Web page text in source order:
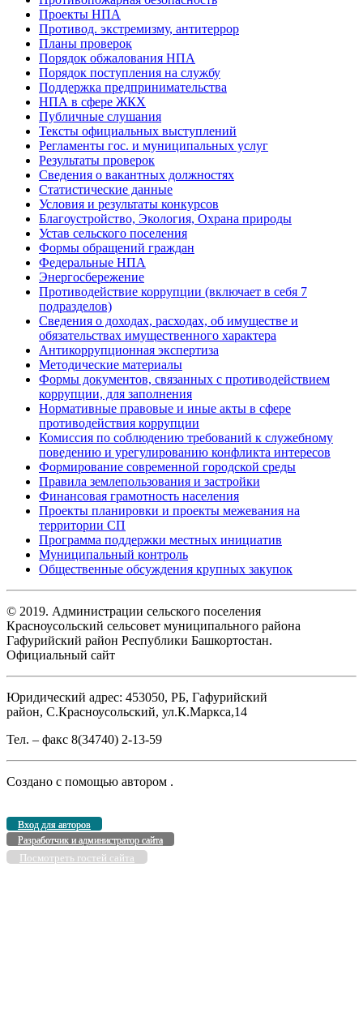
Проекты НПА
Противод. экстремизму, антитеррор
Планы проверок
Порядок обжалования НПА
Порядок поступления на службу
Поддержка предпринимательства
НПА в сфере ЖКХ
Публичные слушания
Тексты официальных выступлений
Регламенты гос. и муниципальных услуг
Результаты проверок
Сведения о вакантных должностях
Статистические данные
Условия и результаты конкурсов
Благоустройство, Экология, Охрана природы
Устав сельского поселения
Формы обращений граждан
Федеральные НПА
Энергосбережение
Противодействие коррупции (включает в себя 7
подразделов)
Сведения о доходах, расходах, об имуществе и
обязательствах имущественного характера
Антикоррупционная экспертиза
Методические материалы
Формы документов, связанных с противодействием
коррупции, для заполнения
Нормативные правовые и иные акты в сфере
противодействия коррупции
Комиссия по соблюдению требований к служебному
поведению и урегулированию конфликта интересов
Формирование современной городской среды
Правила землепользования и застройки
Финансовая грамотность населения
Проекты планировки и проекты межевания на
территории СП
Программа поддержки местных инициатив
Муниципальный контроль
Общественные обсуждения крупных закупок
© 2019. Администрации сельского поселения
Красноусольский сельсовет муниципального района
Гафурийский район Республики Башкортостан.
Официальный сайт
Юридический адрес: 453050, РБ, Гафурийский
район, С.Красноусольский, ул.К.Маркса,14
Тел. – факс 8(34740) 2-13-59
Создано с помощью автором .
Вход для авторов
Разработчик и администратор сайта
Посмотреть гостей сайта